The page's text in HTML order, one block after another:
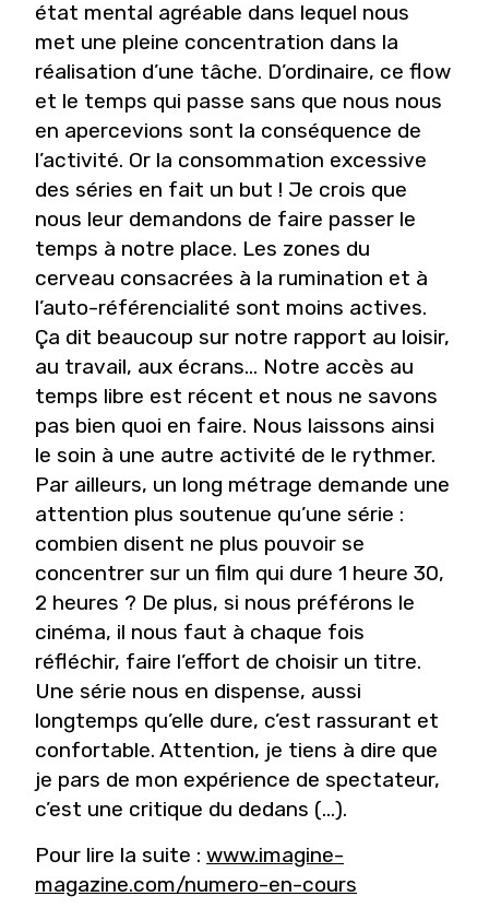
état mental agréable dans lequel nous
met une pleine concentration dans la
réalisation d’une tâche. D’ordinaire, ce flow
et le temps qui passe sans que nous nous
en apercevions sont la conséquence de
l’activité. Or la consommation excessive
des séries en fait un but ! Je crois que
nous leur demandons de faire passer le
temps à notre place. Les zones du
cerveau consacrées à la rumination et à
l’auto-référencialité sont moins actives.
Ça dit beaucoup sur notre rapport au loisir,
au travail, aux écrans... Notre accès au
temps libre est récent et nous ne savons
pas bien quoi en faire. Nous laissons ainsi
le soin à une autre activité de le rythmer.
Par ailleurs, un long métrage demande une
attention plus soutenue qu’une série :
combien disent ne plus pouvoir se
concentrer sur un film qui dure 1 heure 30,
2 heures ? De plus, si nous préférons le
cinéma, il nous faut à chaque fois
réfléchir, faire l’effort de choisir un titre.
Une série nous en dispense, aussi
longtemps qu’elle dure, c’est rassurant et
confortable. Attention, je tiens à dire que
je pars de mon expérience de spectateur,
c’est une critique du dedans (...).
Pour lire la suite : www.imagine-
magazine.com/numero-en-cours